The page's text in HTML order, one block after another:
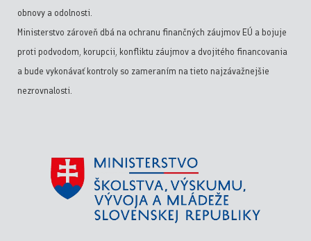
obnovy a odolnosti.
Ministerstvo zároveň dbá na ochranu finančných záujmov EÚ a bojuje
proti podvodom, korupcii, konfliktu záujmov a dvojitého financovania
a bude vykonávať kontroly so zameraním na tieto najzávažnejšie
nezrovnalosti.